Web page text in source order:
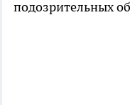
подозрительных